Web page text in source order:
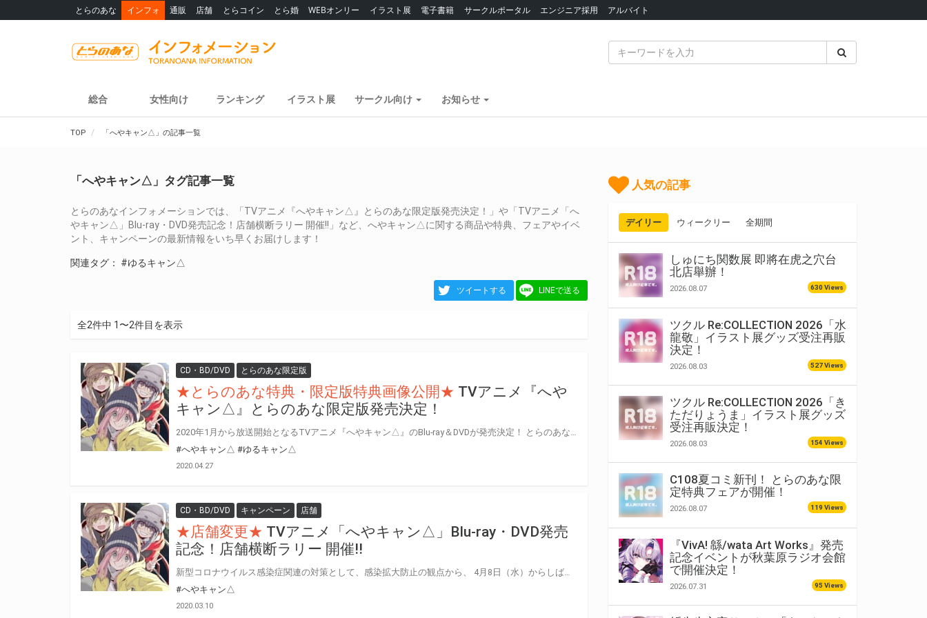
とらのあな インフォ 通販 店舗 とらコイン とら婚 WEBオンリー イラスト展 電子書籍 サークルポータル エンジニア採用 アルバイト
総合 女性向け ランキング イラスト展 サークル向け お知らせ
TOP 「へやキャン△」の記事一覧
「へやキャン△」タグ記事一覧
とらのあなインフォメーションでは、「TVアニメ『へやキャン△』とらのあな限定版発売決定！」や「TVアニメ「へ
やキャン△」Blu-ray・DVD発売記念！店舗横断ラリー 開催!!」など、へやキャン△に関する商品や特典、フェアやイベ
ント、キャンペーンの最新情報をいち早くお届けします！
関連タグ： #ゆるキャン△
ツイートする LINEで送る
全2件中 1〜2件目を表示
CD・BD/DVD とらのあな限定版
★とらのあな特典・限定版特典画像公開★ TVアニメ『へや
キャン△』とらのあな限定版発売決定！
#へやキャン△ #ゆるキャン△
2020.04.27
CD・BD/DVD キャンペーン 店舗
★店舗変更★ TVアニメ「へやキャン△」Blu-ray・DVD発売
記念！店舗横断ラリー 開催!!
#へやキャン△
2020.03.10
人気の記事
デイリー ウィークリー 全期間
しゅにち関数展 即將在虎之穴台
北店舉辦！
2026.08.07 630 Views
ツクル Re:COLLECTION 2026「水
龍敬」イラスト展グッズ受注再販
決定！
2026.08.03 527 Views
ツクル Re:COLLECTION 2026「き
ただりょうま」イラスト展グッズ
受注再販決定！
2026.08.03 154 Views
C108夏コミ新刊！ とらのあな限
定特典フェアが開催！
2026.08.07 119 Views
『VivA! 緜/wata Art Works』発売
記念イベントが秋葉原ラジオ会館
で開催決定！
2026.07.31 95 Views